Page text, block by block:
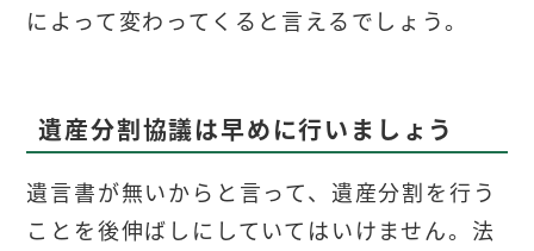
によって変わってくると言えるでしょう。
遺産分割協議は早めに行いましょう
遺言書が無いからと言って、遺産分割を行う
ことを後伸ばしにしていてはいけません。法